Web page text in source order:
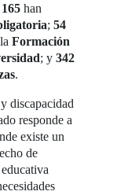
165han
;54
laFormación
; y342
.
discapacidad
responde a
existe un
de